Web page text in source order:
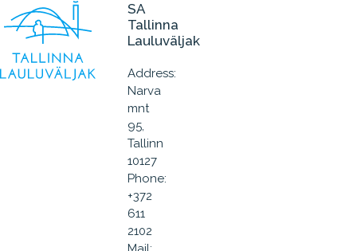
SA
Tallinna
Lauluväljak
Address:
Narva
mnt
95,
Tallinn
10127
Phone:
+372
611
2102